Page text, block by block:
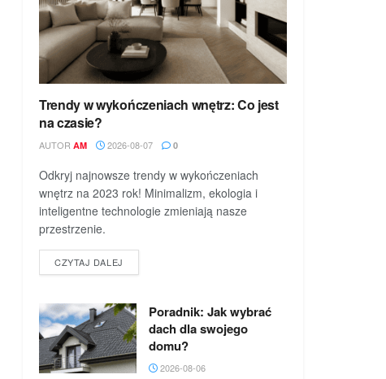
Trendy w wykończeniach wnętrz: Co jest
na czasie?
AUTOR AM 2026-08-07 0
Odkryj najnowsze trendy w wykończeniach
wnętrz na 2023 rok! Minimalizm, ekologia i
inteligentne technologie zmieniają nasze
przestrzenie.
CZYTAJ DALEJ
Poradnik: Jak wybrać
dach dla swojego
domu?
2026-08-06